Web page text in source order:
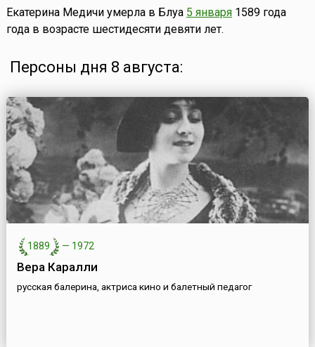
Екатерина Медичи умерла в Блуа 5 января1589 года
года в возрасте шестидесяти девяти лет.
Персоны дня 8 августа:
1889 — 1972
Вера Каралли
русская балерина, актриса кино и балетный педагог